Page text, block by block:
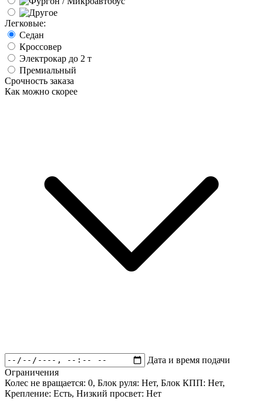
Легковые:
Седан
Кроссовер
Электрокар до 2 т
Премиальный
Срочность заказа
Как можно скорее
Дата и время подачи
Ограничения
Колес не вращается: 0, Блок руля: Нет, Блок КПП: Нет,
Крепление: Есть, Низкий просвет: Нет